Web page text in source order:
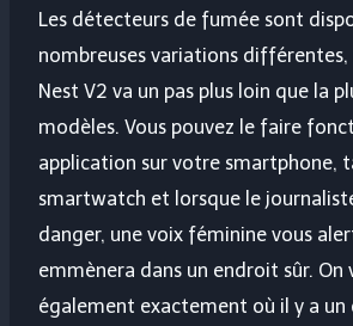
Les détecteurs de fumée sont
nombreuses variations différentes,
Nest V2 va un pas plus loin que la
modèles. Vous pouvez le faire
application sur votre smartphone,
smartwatch et lorsque le
danger, une voix féminine vous
emmènera dans un endroit sûr. On
également exactement où il y a un